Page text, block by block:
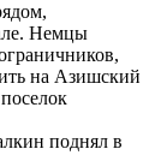
Немцы
на Азишский
поднял в